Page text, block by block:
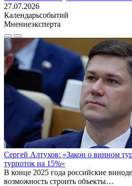
27.07.2026
Календарьсобытий
Мнениеэксперта
Сергей Алтухов: «Закон о винном
турпоток на 15%»
В конце 2025 года российские
возможность строить объекты…